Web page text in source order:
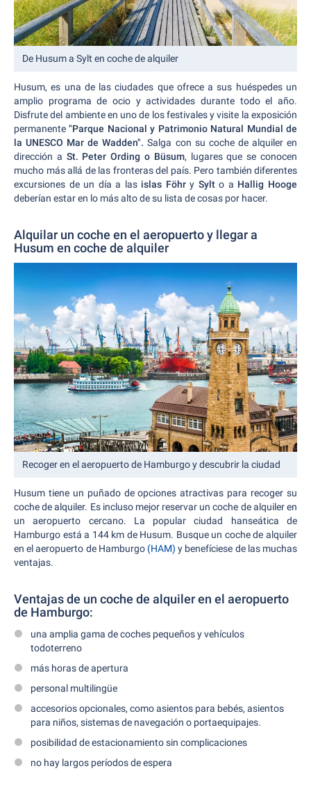
De Husum a Sylt en coche de alquiler
Husum, es una de las ciudades que ofrece a sus huéspedes un
amplio programa de ocio y actividades durante todo el año.
Disfrute del ambiente en uno de los festivales y visite la exposición
permanente"Parque Nacional y Patrimonio Natural Mundial de
la UNESCO Mar de Wadden". Salga con su coche de alquiler en
dirección a St. Peter Ording o Büsum, lugares que se conocen
mucho más allá de las fronteras del país. Pero también diferentes
excursiones de un día a las islas Föhry Sylto a Hallig Hooge
deberían estar en lo más alto de su lista de cosas por hacer.
Alquilar un coche en el aeropuerto y llegar a
Husum en coche de alquiler
Recoger en el aeropuerto de Hamburgo y descubrir la ciudad
Husum tiene un puñado de opciones atractivas para recoger su
coche de alquiler. Es incluso mejor reservar un coche de alquiler en
un aeropuerto cercano. La popular ciudad hanseática de
Hamburgo está a 144 km de Husum. Busque un coche de alquiler
en el aeropuerto de Hamburgo (HAM) y benefíciese de las muchas
ventajas.
Ventajas de un coche de alquiler en el aeropuerto
de Hamburgo:
una amplia gama de coches pequeños y vehículos
todoterreno
más horas de apertura
personal multilingüe
accesorios opcionales, como asientos para bebés, asientos
para niños, sistemas de navegación o portaequipajes.
posibilidad de estacionamiento sin complicaciones
no hay largos períodos de espera